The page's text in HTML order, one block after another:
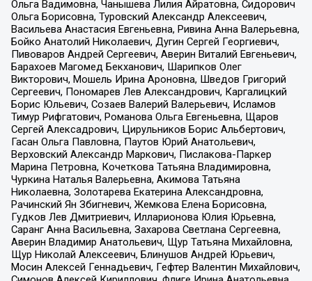
Ольга Вадимовна, Чанышева Лилия Айратовна, Сидорович
Ольга Борисовна, Туровский Александр Алексеевич,
Васильева Анастасия Евгеньевна, Ривина Анна Валерьевна,
Бойко Анатолий Николаевич, Дугин Сергей Георгиевич,
Пивоваров Андрей Сергеевич, Аверин Виталий Евгеньевич,
Барахоев Магомед Бекханович, Шарипков Олег
Викторович, Мошель Ирина Ароновна, Шведов Григорий
Сергеевич, Пономарев Лев Александрович, Каргалицкий
Борис Юльевич, Созаев Валерий Валерьевич, Исламов
Тимур Рифгатович, Романова Ольга Евгеньевна, Щаров
Сергей Алексадрович, Цирульников Борис Альбертович,
Гасан Ольга Павловна, Паутов Юрий Анатольевич,
Верховский Александр Маркович, Пислакова-Паркер
Марина Петровна, Кочеткова Татьяна Владимировна,
Чуркина Наталья Валерьевна, Акимова Татьяна
Николаевна, Золотарева Екатерина Александровна,
Рачинский Ян Збигневич, Жемкова Елена Борисовна,
Гудков Лев Дмитриевич, Илларионова Юлия Юрьевна,
Саранг Анна Васильевна, Захарова Светлана Сергеевна,
Аверин Владимир Анатольевич, Щур Татьяна Михайловна,
Щур Николай Алексеевич, Блинушов Андрей Юрьевич,
Мосин Алексей Геннадьевич, Гефтер Валентин Михайлович,